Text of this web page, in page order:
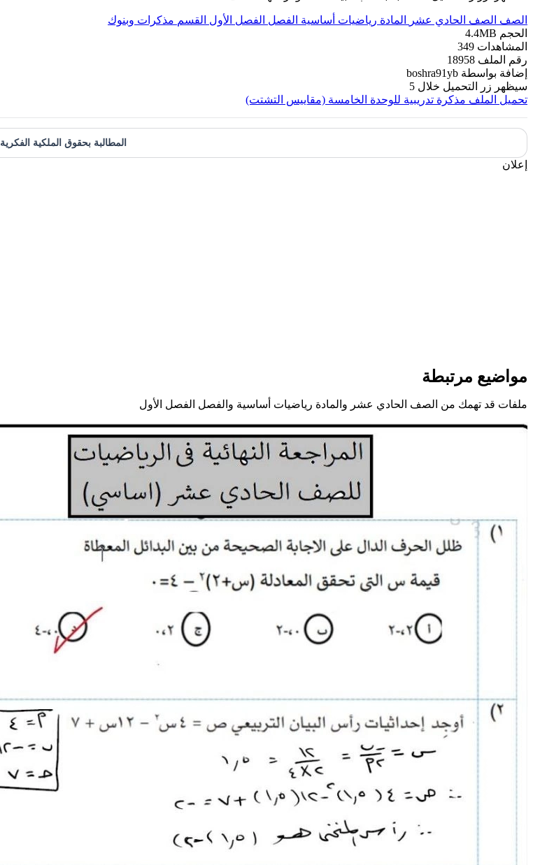
الصف الصف الحادي عشر المادة رياضيات أساسية الفصل الفصل الأول القسم مذكرات وبنوك
الحجم 4.4MB
المشاهدات 349
رقم الملف 18958
إضافة بواسطة boshra91yb
سيظهر زر التحميل خلال 5
تحميل الملف مذكرة تدريبية للوحدة الخامسة (مقاييس التشتت)
المطالبة بحقوق الملكية الفكرية
إعلان
مواضيع مرتبطة
ملفات قد تهمك من الصف الحادي عشر والمادة رياضيات أساسية والفصل الفصل الأول